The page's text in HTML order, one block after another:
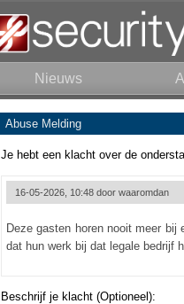
Nieuws
Abuse Melding
Je hebt een klacht over de
16-05-2026, 10:48 door waaromdan
Deze gasten horen nooit meer
dat hun werk bij dat legale bedrijf
Beschrijf je klacht (Optioneel):